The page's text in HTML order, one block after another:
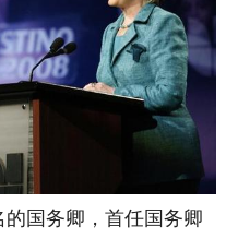
国务卿，首任国务卿